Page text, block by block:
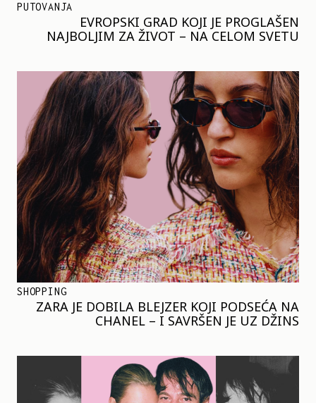
PUTOVANJA
EVROPSKI GRAD KOJI JE PROGLAŠEN
NAJBOLJIM ZA ŽIVOT – NA CELOM SVETU
SHOPPING
ZARA JE DOBILA BLEJZER KOJI PODSEĆA NA
CHANEL – I SAVRŠEN JE UZ DŽINS